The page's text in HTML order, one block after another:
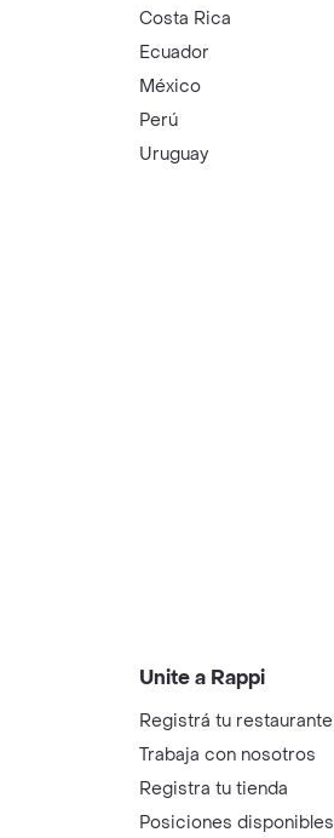
Costa Rica
Ecuador
México
Perú
Uruguay
Unite a Rappi
Registrá tu restaurante
Trabaja con nosotros
Registra tu tienda
Posiciones disponibles